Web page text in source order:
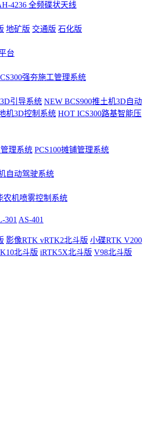
4236 全频碟状天线
地矿版 交通版 石化版
台
强夯施工管理系统
引导系统 NEW BCS900推土机3D自动
机3D控制系统 HOT ICS300路基智能压
理系统 PCS100摊铺管理系统
自动驾驶系统
农机喷雾控制系统
301 AS-401
影像RTK vRTK2北斗版 小碟RTK V200
北斗版 iRTK5X北斗版 V98北斗版